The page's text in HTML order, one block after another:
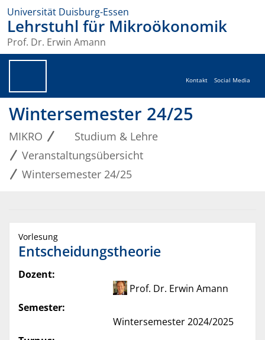
Universität Duisburg-Essen
Lehrstuhl für Mikroökonomik
Prof. Dr. Erwin Amann
Kontakt Social Media
Wintersemester 24/25
MIKRO
Studium & Lehre
Veranstaltungsübersicht
Wintersemester 24/25
Vorlesung
Entscheidungstheorie
Dozent:
Prof. Dr. Erwin Amann
Semester:
Wintersemester 2024/2025